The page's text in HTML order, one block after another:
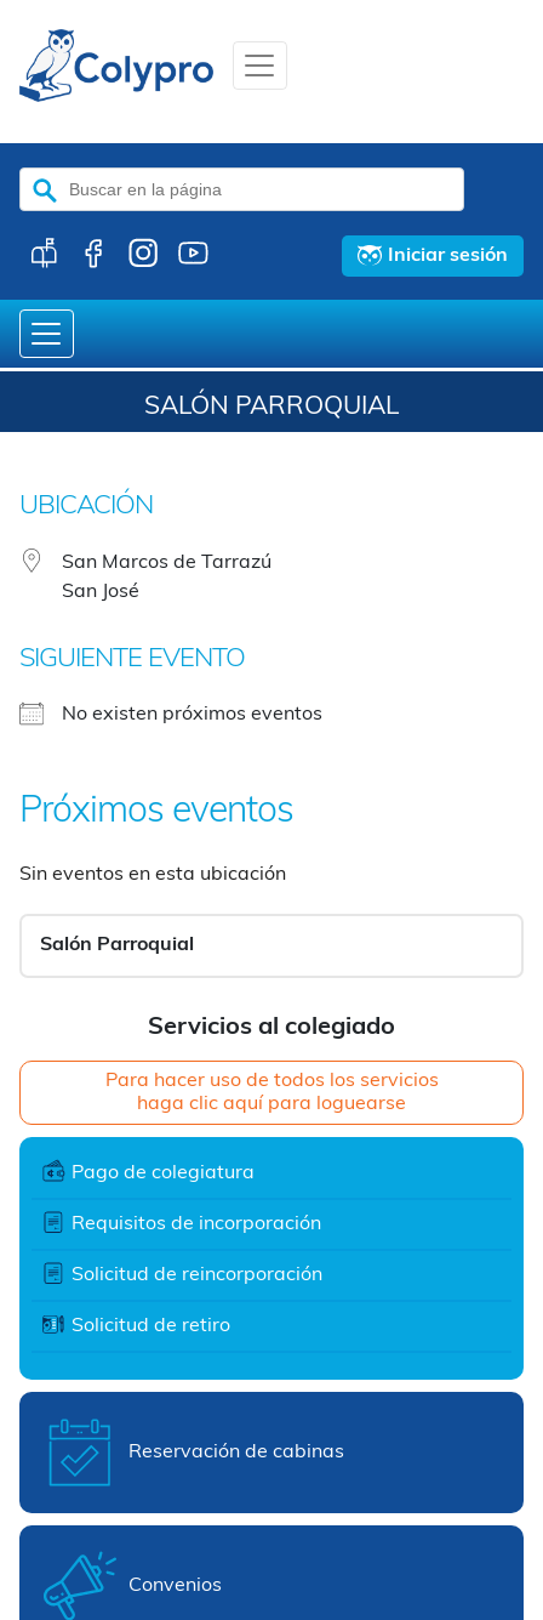
Buscar:
Iniciar sesión
SALÓN PARROQUIAL
Servicios al colegiado
Para hacer uso de todos los servicios
haga clic aquí para loguearse
Pago de colegiatura
Requisitos de incorporación
Solicitud de reincorporación
Solicitud de retiro
Reservación de cabinas
Convenios
UBICACIÓN
San Marcos de Tarrazú
San José
SIGUIENTE EVENTO
No existen próximos eventos
Próximos eventos
Sin eventos en esta ubicación
Salón Parroquial